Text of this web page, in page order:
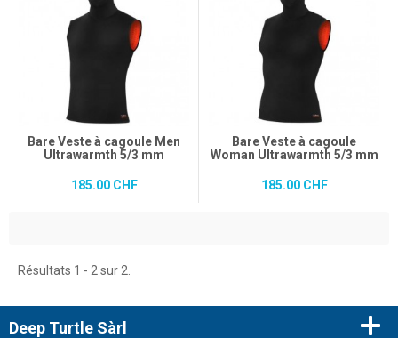
Bare Veste à cagoule Men
Ultrawarmth 5/3 mm
185.00 CHF
Bare Veste à cagoule
Woman Ultrawarmth 5/3 mm
185.00 CHF
Résultats 1 - 2 sur 2.
Deep Turtle Sàrl